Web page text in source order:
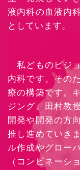
液内科の血液内
としています。
私どものビジ
内科です。その
療の構築です。
ジング。田村教
開発や開発の方
推し進めていき
ル作成やグロー
（コンビネーシ